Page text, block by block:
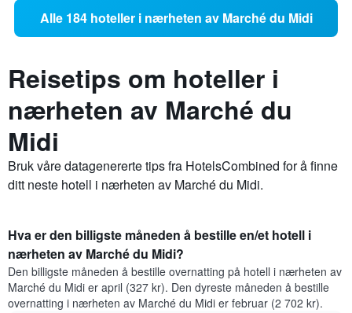
Alle 184 hoteller i nærheten av Marché du Midi
Reisetips om hoteller i
nærheten av Marché du
Midi
Bruk våre datagenererte tips fra HotelsCombined for å finne
ditt neste hotell i nærheten av Marché du Midi.
Hva er den billigste måneden å bestille en/et hotell i
nærheten av Marché du Midi?
Den billigste måneden å bestille overnatting på hotell i nærheten av
Marché du Midi er april (327 kr). Den dyreste måneden å bestille
overnatting i nærheten av Marché du Midi er februar (2 702 kr).